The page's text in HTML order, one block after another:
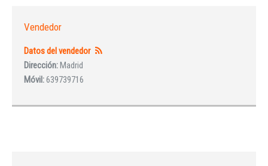
Vendedor
Datos del vendedor
Dirección:Madrid
Móvil:639739716